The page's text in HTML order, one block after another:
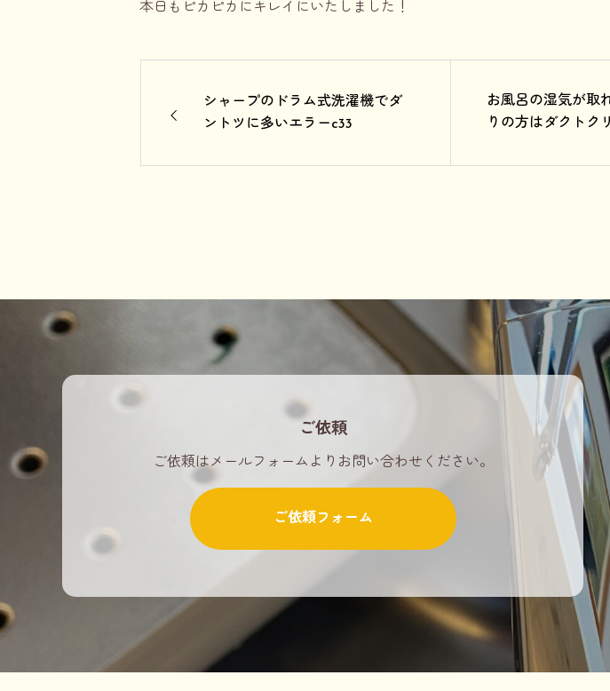
本日もピカピカにキレイにいたしました！
シャープのドラム式洗濯機でダ
ントツに多いエラーc33
お風呂の湿気が取
りの方はダクトク
ご依頼
ご依頼はメールフォームよりお問い合わせください。
ご依頼フォーム